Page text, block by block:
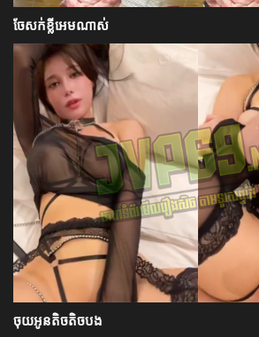
ចែសក់ខ្លីអេមណាស់
ចុយអូនតិចតិចបង